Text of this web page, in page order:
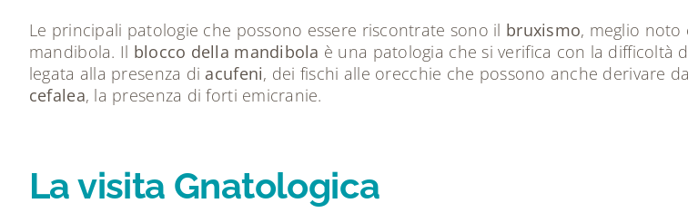
Le principali patologie che possono essere riscontrate sono il bruxismo, meglio noto
mandibola. Il blocco della mandibola è una patologia che si verifica con la difficoltà
legata alla presenza di acufeni, dei fischi alle orecchie che possono anche derivare
cefalea, la presenza di forti emicranie.
La visita Gnatologica